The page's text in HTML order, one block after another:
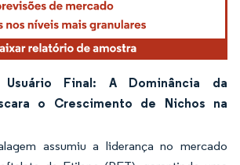
Final: A Dominância da
o Crescimento de Nichos na
assumiu a liderança no mercado